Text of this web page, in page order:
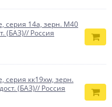
серия 14а, зерн. М40
(БАЗ)// Россия
серия кк19xw, зерн.
(БАЗ)// Россия